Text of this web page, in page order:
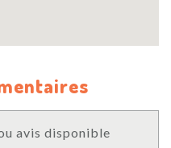
avis disponible